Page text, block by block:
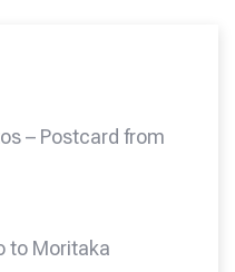
– Postcard from
to Moritaka